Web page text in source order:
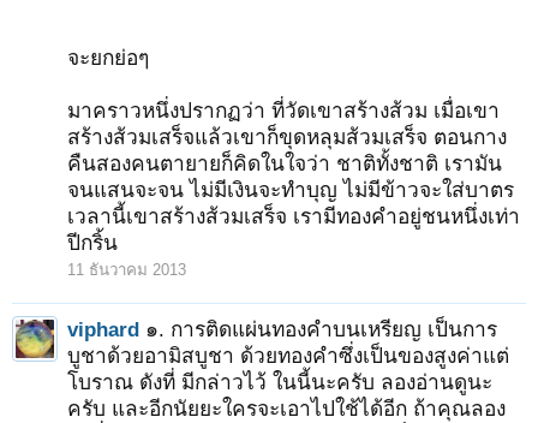
จะยกย่อๆ
มาคราวหนึ่งปรากฏว่า ที่วัดเขาสร้างส้วม เมื่อเขา
สร้างส้วมเสร็จแล้วเขาก็ขุดหลุมส้วมเสร็จ ตอนกาง
คืนสองคนตายายก็คิดในใจว่า ชาติทั้งชาติ เรามัน
จนแสนจะจน ไม่มีเงินจะทำบุญ ไม่มีข้าวจะใส่บาตร
เวลานี้เขาสร้างส้วมเสร็จ เรามีทองคำอยู่ชนหนึ่งเท่า
ปีกริ้น
11 ธันวาคม 2013
viphard ๑. การติดแผ่นทองคำบนเหรียญ เป็นการ
บูชาด้วยอามิสบูชา ด้วยทองคำซึ่งเป็นของสูงค่าแต่
โบราณ ดังที่ มีกล่าวไว้ ในนี้นะครับ ลองอ่านดูนะ
ครับ และอีกนัยยะใครจะเอาไปใช้ได้อีก ถ้าคุณลอง